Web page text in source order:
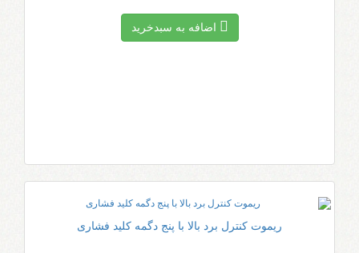
اضافه به سبد‌خرید
ریموت کنترل برد بالا با پنج دگمه کلید فشاری